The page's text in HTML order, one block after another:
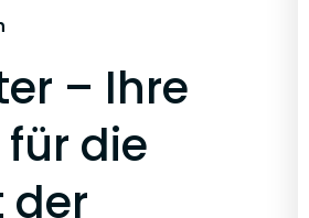
– Ihre
die
der